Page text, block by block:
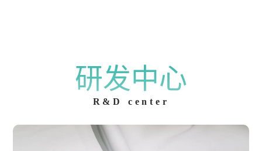
研发中心
R&D center